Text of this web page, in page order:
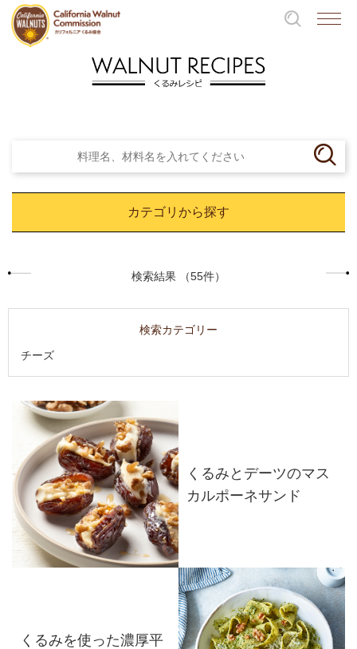
カテゴリから探す
検索結果 （55件）
検索カテゴリー
チーズ
くるみとデーツのマス
カルポーネサンド
くるみを使った濃厚平